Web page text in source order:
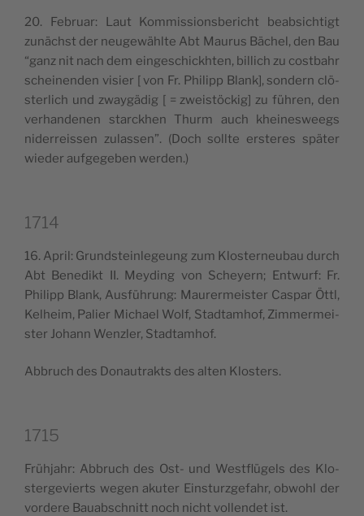
20. Februar: Laut Kom­mis­sion­sbe­ri­cht beab­si­ch­tigt
zunä­ch­st der neu­gewä­hl­te Abt Mau­rus Bächel, den Bau
“ganz nit nach dem ein­ge­schic­kh­ten, bil­lich zu cost­bahr
schei­nen­den visier [ von Fr. Phi­lipp Blank], son­dern clö­
ster­lich und zway­gä­dig [ = zwei­stöc­kig] zu füh­ren, den
verhan­de­nen starc­khen Thurm auch khei­ne­sweegs
nider­reis­sen zulas­sen”. (Doch soll­te erste­res spä­ter
wie­der auf­ge­ge­ben werden.)
1714
16. April: Grund­stein­le­geung zum Klo­ster­neu­bau durch
Abt Bene­dikt II. Mey­ding von Scheyern; Ent­wurf: Fr.
Phi­lipp Blank, Ausfüh­rung: Mau­rer­mei­ster Caspar Öttl,
Kelheim, Palier Michael Wolf, Stad­ta­m­hof, Zim­mer­mei­
ster Johann Wenz­ler, Stadtamhof.
Abbruch des Donau­trak­ts des alten Klosters.
1715
Frü­h­jahr: Abbruch des Ost- und West­flü­gels des Klo­
ster­ge­vierts wegen aku­ter Ein­stur­z­ge­fahr, obwo­hl der
vor­de­re Bauab­sch­nitt noch nicht vol­len­det ist.